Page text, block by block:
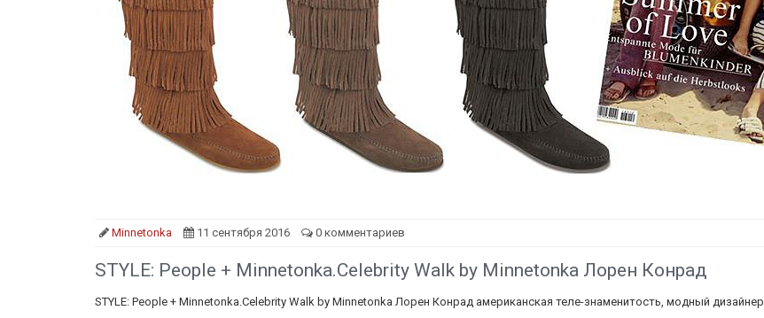
Minnetonka 11 сентября 2016 0 комментариев
STYLE: People + Minnetonka.Celebrity Walk by Minnetonka Лорен Конрад
STYLE: People + Minnetonka.Celebrity Walk by Minnetonka Лорен Конрад американская теле-знаменитость, модный дизайнер